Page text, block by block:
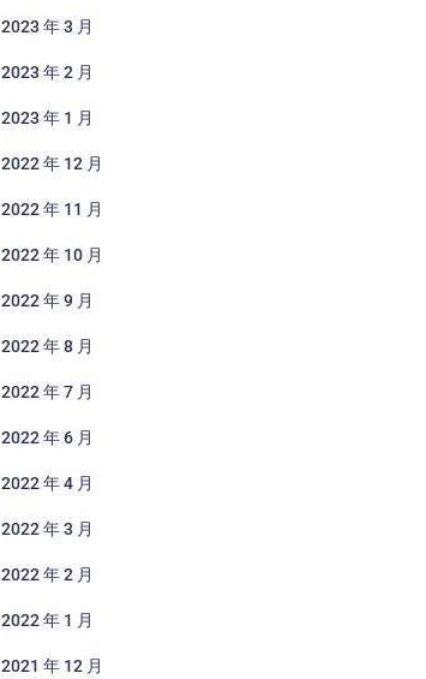
2023 年 3 月
2023 年 2 月
2023 年 1 月
2022 年 12 月
2022 年 11 月
2022 年 10 月
2022 年 9 月
2022 年 8 月
2022 年 7 月
2022 年 6 月
2022 年 4 月
2022 年 3 月
2022 年 2 月
2022 年 1 月
2021 年 12 月